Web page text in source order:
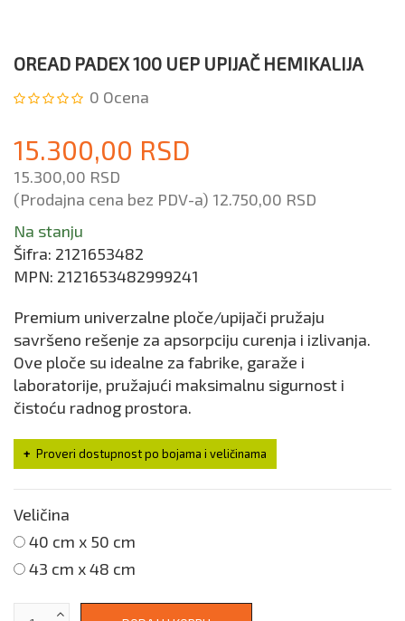
OREAD PADEX 100 UEP UPIJAČ HEMIKALIJA
0 Ocena
15.300,00 RSD
15.300,00 RSD
(Prodajna cena bez PDV-a) 12.750,00 RSD
Na stanju
Šifra: 2121653482
MPN: 2121653482999241
Premium univerzalne ploče/upijači pružaju
savršeno rešenje za apsorpciju curenja i izlivanja.
Ove ploče su idealne za fabrike, garaže i
laboratorije, pružajući maksimalnu sigurnost i
čistoću radnog prostora.
Proveri dostupnost po bojama i veličinama
Veličina
40 cm x 50 cm
43 cm x 48 cm